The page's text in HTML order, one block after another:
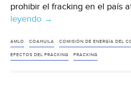
prohibir el fracking en el país
leyendo Afectará
de
AMLO
→
AMLO COAHUILA COMISIÓN DE ENERGÍA DEL
EFECTOS DEL FRACKING FRACKING